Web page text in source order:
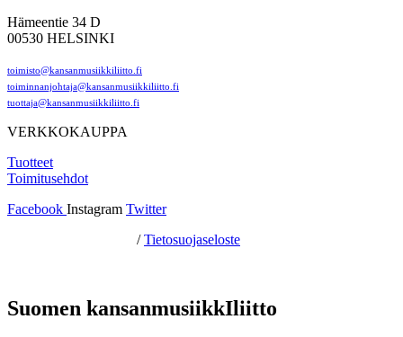
Hämeentie 34 D
00530 HELSINKI
toimisto@kansanmusiikkiliitto.fi
toiminnanjohtaja@kansanmusiikkiliitto.fi
tuottaja@kansanmusiikkiliitto.fi
VERKKOKAUPPA
Tuotteet
Toimitusehdot
Facebook Instagram Twitter
/Tietosuojaseloste
Suomen kansanmusiikkIliitto